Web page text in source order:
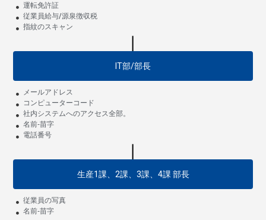
運転免許証
従業員給与/源泉徴収税
指紋のスキャン
IT部/部長
メールアドレス
コンピューターコード
社内システムへのアクセス全部。
名前‐苗字
電話番号
生産1課、2課、3課、4課 部長
従業員の写真
名前‐苗字